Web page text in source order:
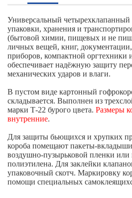
Универсальный четырехклапанный
упаковки, хранения и
(бытовой химии, пищевых и не
личных вещей, книг,
приборов, компактной оргтехники
обеспечивает надёжную защиту
механических ударов и влаги.
В пустом виде картонный
складывается. Выполнен из
марки Т-22 бурого цвета. Размеры
внутренние.
Для защиты бьющихся и хрупких
короба помещают пакеты-
воздушно-пузырьковой пленки или
полиэтилена. Для заклейки
упаковочный скотч. Маркировку
помощи специальных